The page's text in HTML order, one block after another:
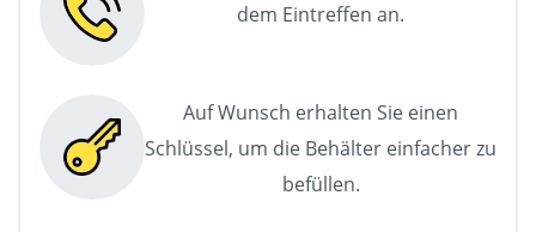
dem Eintreffen an.
Auf Wunsch erhalten Sie einen
Schlüssel, um die Behälter einfacher zu
befüllen.